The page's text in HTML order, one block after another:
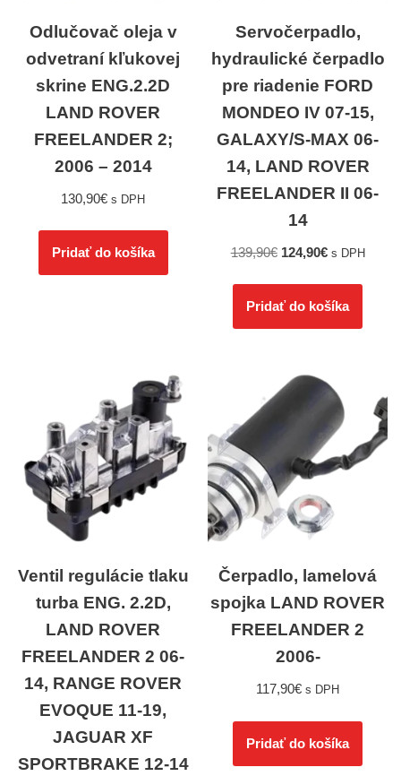
Odlučovač oleja v
odvetraní kľukovej
skrine ENG.2.2D
LAND ROVER
FREELANDER 2;
2006 – 2014
130,90€ s DPH
Pridať do košíka
Servočerpadlo,
hydraulické čerpadlo
pre riadenie FORD
MONDEO IV 07-15,
GALAXY/S-MAX 06-
14, LAND ROVER
FREELANDER II 06-
14
139,90€ 124,90€ s DPH
Pridať do košíka
Ventil regulácie tlaku
turba ENG. 2.2D,
LAND ROVER
FREELANDER 2 06-
14, RANGE ROVER
EVOQUE 11-19,
JAGUAR XF
SPORTBRAKE 12-14
Čerpadlo, lamelová
spojka LAND ROVER
FREELANDER 2
2006-
117,90€ s DPH
Pridať do košíka